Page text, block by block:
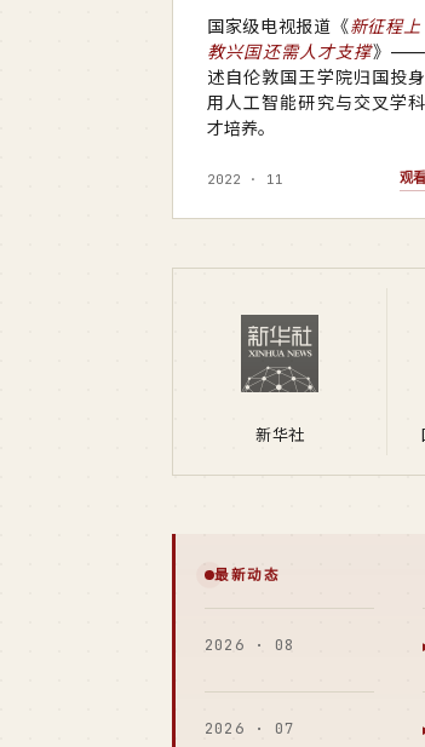
国家级电视报道《新征程上
教兴国还需人才支撑》——
述自伦敦国王学院归国投
用人工智能研究与交叉学
才培养。
2022 · 11 观
新华社
最新动态
2026 · 08
2026 · 07